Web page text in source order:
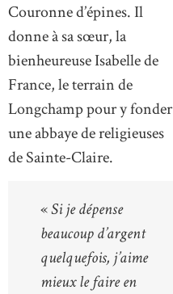
Couronne d’épines. Il
donne à sa sœur, la
bienheureuse Isabelle de
France, le terrain de
Longchamp pour y fonder
une abbaye de religieuses
de Sainte-Claire.
«Si je dépense
beaucoup d’argent
quelquefois, j’aime
mieux le faire en